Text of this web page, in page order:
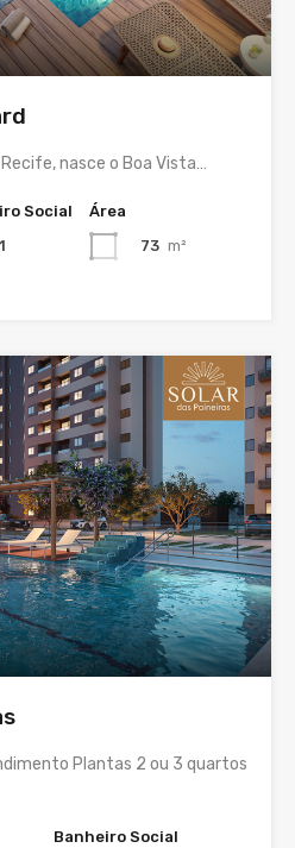
nasce o Boa Vista…
Social
1
Área
73 m²
Plantas 2 ou 3 quartos
Banheiro Social